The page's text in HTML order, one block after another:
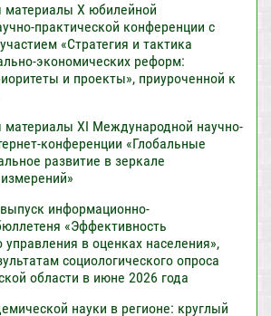
материалы X юбилейной
практической конференции с
«Стратегия и тактика
экономических реформ:
и проекты», приуроченной к
материалы XI Международной научно-
конференции «Глобальные
развитие в зеркале
информационно-
«Эффективность
управления в оценках населения»,
социологического опроса
области в июне 2026 года
науки в регионе: круглый